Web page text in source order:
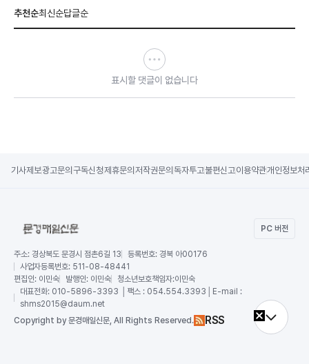
추천순최신순답글순
표시할 댓글이 없습니다
기사제보광고문의 구독신청제휴문의 저작권문의 독자투고불편신고이용약관개인정보처
PC 버전
주소: 경상북도 문경시 점촌6길 13 등록번호: 경북 아00176
사업자등록번호: 511-08-48441
편집인: 이민숙 발행인: 이민숙 청소년보호책임자:이민숙
대표전화: 010-5896-3393 │팩스 : 054.554.3393│E-mail :
shms2015@daum.net
Copyright by 문경매일신문, All Rights Reserved. RSS